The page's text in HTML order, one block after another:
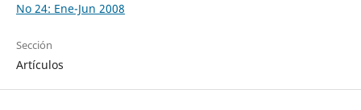
No 24: Ene-Jun 2008
Sección
Artículos